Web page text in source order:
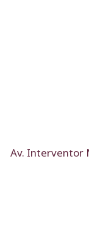
Av. Interventor